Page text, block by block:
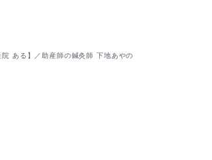
ある】／助産師の鍼灸師 下地あやの